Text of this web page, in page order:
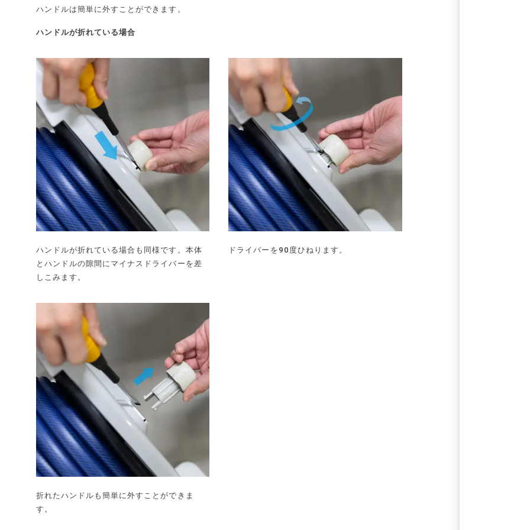
ハンドルは簡単に外すことができます。
ハンドルが折れている場合
ハンドルが折れている場合も同様です。本体
とハンドルの隙間にマイナスドライバーを差
しこみます。
ドライバーを90度ひねります。
折れたハンドルも簡単に外すことができま
す。